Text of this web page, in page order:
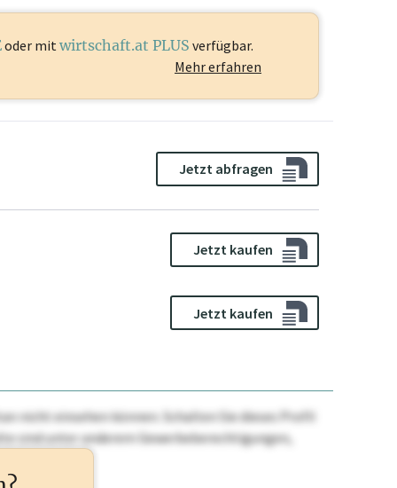
oder mit wirtschaft.at PLUS verfügbar.
Mehr erfahren
Jetzt abfragen
Jetzt kaufen
Jetzt kaufen
nicht einsehen können. Schalten Sie dieses Profil
sind unter anderem Gewerbeberechtigungen,